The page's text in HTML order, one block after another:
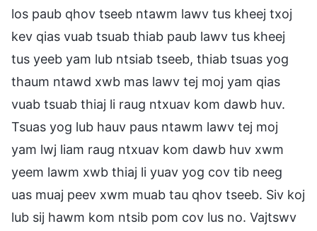
los paub qhov tseeb ntawm lawv tus kheej txoj
kev qias vuab tsuab thiab paub lawv tus kheej
tus yeeb yam lub ntsiab tseeb, thiab tsuas yog
thaum ntawd xwb mas lawv tej moj yam qias
vuab tsuab thiaj li raug ntxuav kom dawb huv.
Tsuas yog lub hauv paus ntawm lawv tej moj
yam lwj liam raug ntxuav kom dawb huv xwm
yeem lawm xwb thiaj li yuav yog cov tib neeg
uas muaj peev xwm muab tau qhov tseeb. Siv koj
lub sij hawm kom ntsib pom cov lus no. Vajtswv